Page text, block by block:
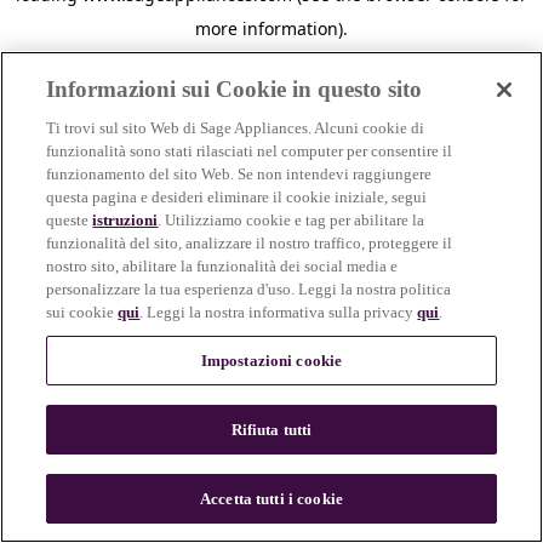
more information).
n
Informazioni sui Cookie in questo sito
Ti trovi sul sito Web di Sage Appliances. Alcuni cookie di
funzionalità sono stati rilasciati nel computer per consentire il
funzionamento del sito Web. Se non intendevi raggiungere
questa pagina e desideri eliminare il cookie iniziale, segui
questeistruzioni. Utilizziamo cookie e tag per abilitare la
funzionalità del sito, analizzare il nostro traffico, proteggere il
nostro sito, abilitare la funzionalità dei social media e
personalizzare la tua esperienza d'uso. Leggi la nostra politica
sui cookiequi. Leggi la nostra informativa sulla privacyqui.
Impostazioni cookie
Rifiuta tutti
Accetta tutti i cookie